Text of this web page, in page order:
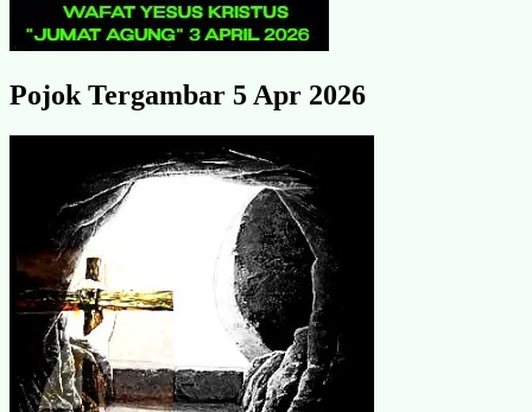
Pojok Tergambar 5 Apr 2026